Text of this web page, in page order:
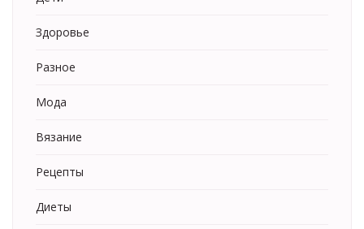
Здоровье
Разное
Мода
Вязание
Рецепты
Диеты